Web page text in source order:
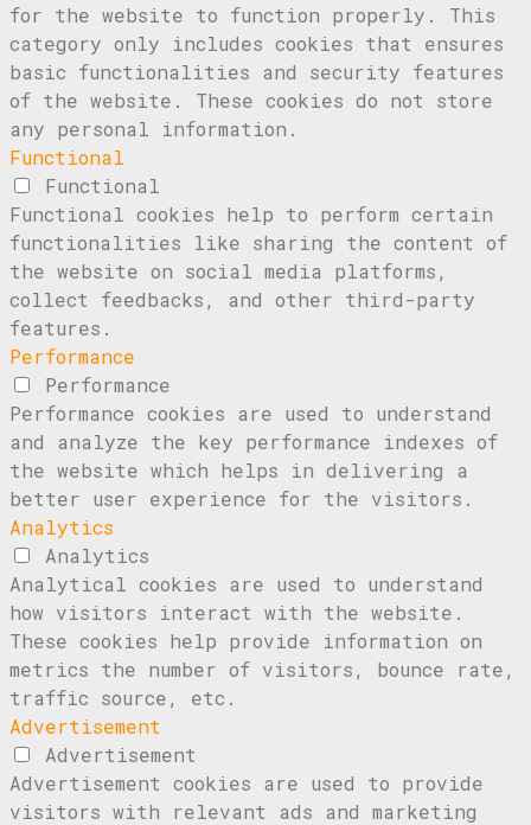
for the website to function properly. This
category only includes cookies that ensures
basic functionalities and security features
of the website. These cookies do not store
any personal information.
Functional
Functional
Functional cookies help to perform certain
functionalities like sharing the content of
the website on social media platforms,
collect feedbacks, and other third-party
features.
Performance
Performance
Performance cookies are used to understand
and analyze the key performance indexes of
the website which helps in delivering a
better user experience for the visitors.
Analytics
Analytics
Analytical cookies are used to understand
how visitors interact with the website.
These cookies help provide information on
metrics the number of visitors, bounce rate,
traffic source, etc.
Advertisement
Advertisement
Advertisement cookies are used to provide
visitors with relevant ads and marketing